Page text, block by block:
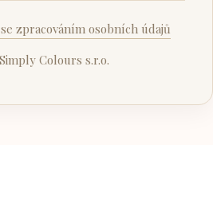
zpracováním osobních údajů
Colours s.r.o.